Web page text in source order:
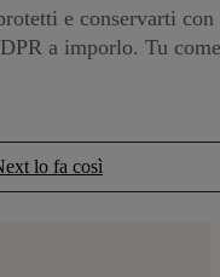
e conservarti con
a imporlo. Tu
lo fa così